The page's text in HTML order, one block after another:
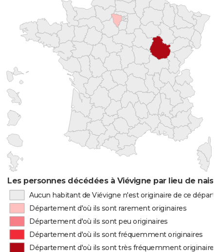
Les personnes décédées à Viévigne par lieu de
Aucun habitant de Viévigne n'est originaire de ce
Département d'où ils sont rarement originaires
Département d'où ils sont peu originaires
Département d'où ils sont fréquemment originaires
Département d'où ils sont très fréquemment originaires